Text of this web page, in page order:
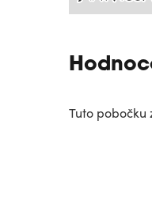
Tuto